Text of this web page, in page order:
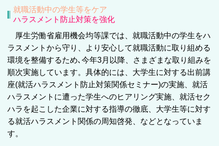
就職活動中の学生等をケア
ハラスメント防止対策を強化
厚生労働省雇用機会均等課では、就職活動中の学生をハ
ラスメントから守り、より安心して就職活動に取り組める
環境を整備するため､今年3月以降、さまざまな取り組みを
順次実施しています。具体的には、大学生に対する出前講
座(就活ハラスメント防止対策関係セミナー)の実施、就活
ハラスメントに遭った学生へのヒアリング実施、就活セク
ハラを起こした企業に対する指導の徹底、大学生等に対す
る就活ハラスメント関係の周知啓発、などとなっていま
す。